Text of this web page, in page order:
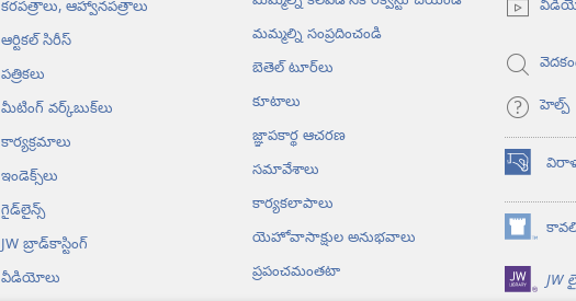
కరపత్రాలు, ఆహ్వానపత్రాలు
ఆర్టికల్‌ సిరీస్‌
పత్రికలు
మీటింగ్‌ వర్క్‌బుక్‌లు
కార్యక్రమాలు
ఇండెక్స్‌లు
గైడ్‌లైన్స్‌
JW బ్రాడ్‌‌కాస్టింగ్‌‌
వీడియోలు
మమ్మల్ని సంప్రదించండి
బెతెల్‌ టూర్‌లు
కూటాలు
జ్ఞాపకార్థ ఆచరణ
సమావేశాలు
కార్యకలాపాలు
యెహోవాసాక్షుల అనుభవాలు
ప్రపంచమంతటా
ఓపెన్‌
హెల్ప్‌
(కొత్త
విండో
ఓపెన్‌
అవుతుంది)
(కొత్త
విండో
ఓపెన్‌ JW